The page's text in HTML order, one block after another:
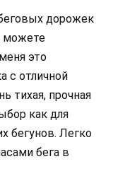
дорожек
можете
это
с отличной
тихая, прочная
как для
бегунов. Легко
бега в